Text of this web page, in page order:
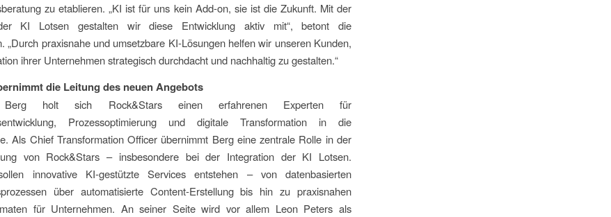
zu etablieren. „KI ist für uns kein Add-on, sie ist die Zukunft. Mit der
KI Lotsen gestalten wir diese Entwicklung aktiv mit“, betont die
„Durch praxisnahe und umsetzbare KI-Lösungen helfen wir unseren Kunden,
ihrer Unternehmen strategisch durchdacht und nachhaltig zu gestalten.“
die Leitung des neuen Angebots
holt sich Rock&Stars einen erfahrenen Experten für
Prozessoptimierung und digitale Transformation in die
Als Chief Transformation Officer übernimmt Berg eine zentrale Rolle in der
von Rock&Stars – insbesondere bei der Integration der KI Lotsen.
innovative KI-gestützte Services entstehen – von datenbasierten
über automatisierte Content-Erstellung bis hin zu praxisnahen
für Unternehmen. An seiner Seite wird vor allem Leon Peters als